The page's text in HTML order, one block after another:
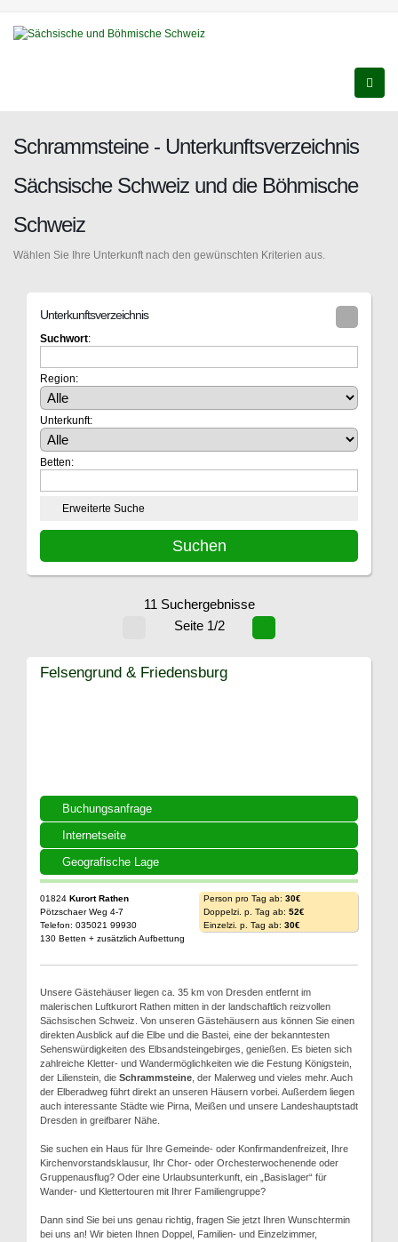
Schrammsteine - Unterkunftsverzeichnis
Sächsische Schweiz und die Böhmische
Schweiz
Wählen Sie Ihre Unterkunft nach den gewünschten Kriterien aus.
Unterkunftsverzeichnis
Suchwort:
Region:
Unterkunft:
Betten:
Erweiterte Suche
11 Suchergebnisse
Seite 1/2
Buchungsanfrage
Internetseite
Geografische Lage
Felsengrund & Friedensburg
01824 Kurort Rathen
Pötzschaer Weg 4-7
Telefon: 035021 99930
130 Betten + zusätzlich Aufbettung
Person pro Tag ab: 30€
Doppelzi. p. Tag ab: 52€
Einzelzi. p. Tag ab: 30€
Unsere Gästehäuser liegen ca. 35 km von Dresden entfernt im
malerischen Luftkurort Rathen mitten in der landschaftlich reizvollen
Sächsischen Schweiz. Von unseren Gästehäusern aus können Sie einen
direkten Ausblick auf die Elbe und die Bastei, eine der bekanntesten
Sehenswürdigkeiten des Elbsandsteingebirges, genießen. Es bieten sich
zahlreiche Kletter- und Wandermöglichkeiten wie die Festung Königstein,
der Lilienstein, die Schrammsteine , der Malerweg und vieles mehr. Auch
der Elberadweg führt direkt an unseren Häusern vorbei. Außerdem liegen
auch interessante Städte wie Pirna, Meißen und unsere Landeshauptstadt
Dresden in greifbarer Nähe.
Sie suchen ein Haus für Ihre Gemeinde- oder Konfirmandenfreizeit, Ihre
Kirchenvorstandsklausur, Ihr Chor- oder Orchesterwochenende oder
Gruppenausflug? Oder eine Urlaubsunterkunft, ein „Basislager“ für
Wander- und Klettertouren mit Ihrer Familiengruppe?
Dann sind Sie bei uns genau richtig, fragen Sie jetzt Ihren Wunschtermin
bei uns an! Wir bieten Ihnen Doppel, Familien- und Einzelzimmer,